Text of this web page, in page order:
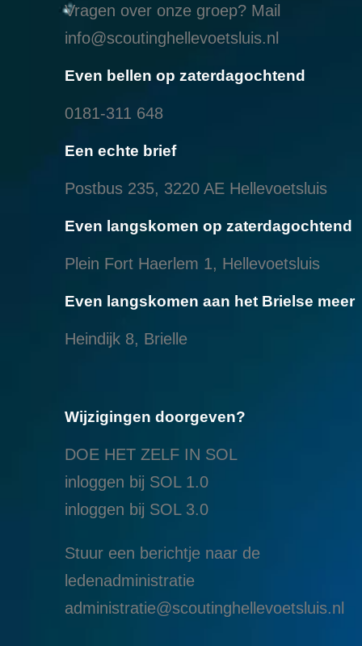
Vragen over onze groep? Mail
info@scoutinghellevoetsluis.nl
Even bellen op zaterdagochtend
0181-311 648
Een echte brief
Postbus 235, 3220 AE Hellevoetsluis
Even langskomen op zaterdagochtend
Plein Fort Haerlem 1, Hellevoetsluis
Even langskomen aan het Brielse meer
Heindijk 8, Brielle
Wijzigingen doorgeven?
DOE HET ZELF IN SOL
inloggen bij SOL 1.0
inloggen bij SOL 3.0
Stuur een berichtje naar de
ledenadministratie
administratie@scoutinghellevoetsluis.nl